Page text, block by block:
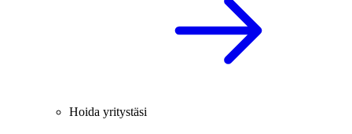
Hoida yritystäsi